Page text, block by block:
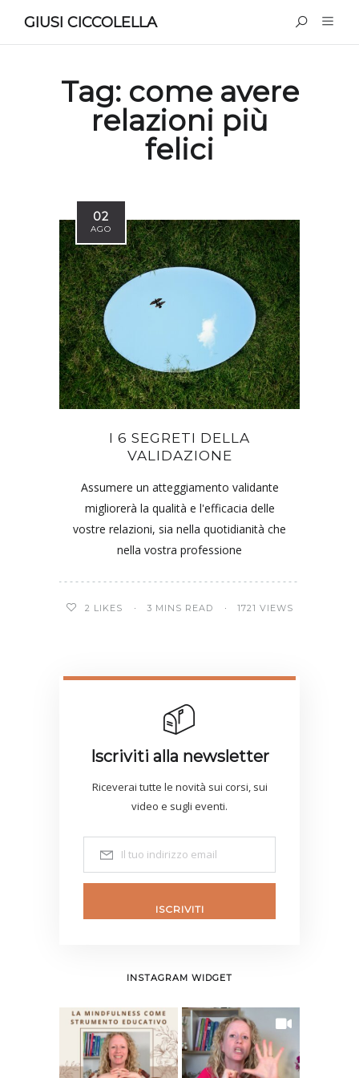
GIUSI CICCOLELLA
Tag: come avere
relazioni più
felici
02
AGO
I 6 SEGRETI DELLA
VALIDAZIONE
Assumere un atteggiamento validante
migliorerà la qualità e l'efficacia delle
vostre relazioni, sia nella quotidianità che
nella vostra professione
2 LIKES 3 MINS READ 1721 VIEWS
Iscriviti alla newsletter
Riceverai tutte le novità sui corsi, sui
video e sugli eventi.
ISCRIVITI
INSTAGRAM WIDGET